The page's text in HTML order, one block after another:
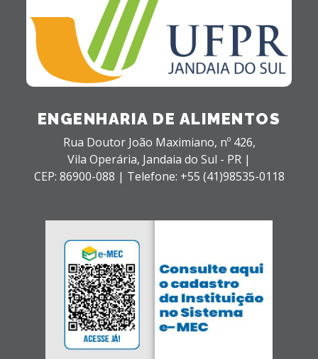
ENGENHARIA DE ALIMENTOS
Rua Doutor João Maximiano, nº 426,
Vila Operária, Jandaia do Sul - PR |
CEP: 86900-088 | Telefone: +55 (41)98535-0118